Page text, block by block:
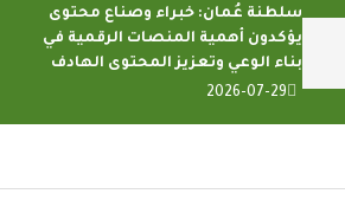
سلطنة عُمان: خبراء وصناع محتوى
يؤكدون أهمية المنصات الرقمية في
بناء الوعي وتعزيز المحتوى الهادف
2026-07-29